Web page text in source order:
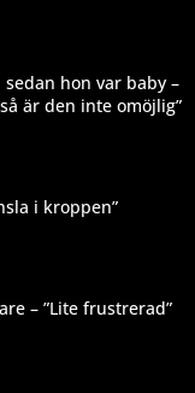
hon var baby –
är den inte omöjlig”
i kroppen”
– ”Lite frustrerad”